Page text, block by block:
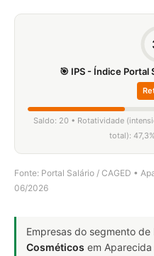
🎯 IPS - Índice Portal
Saldo: 20 • Rotatividade
total):
Fonte: Portal Salário / CAGED •
06/2026
Empresas do segmento de
Cosméticos em